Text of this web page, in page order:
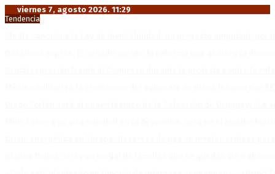
viernes 7, agosto 2026. 11:29
Tendencia